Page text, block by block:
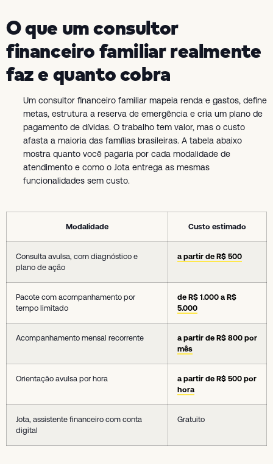
O que um consultor
financeiro familiar realmente
faz e quanto cobra
Um consultor financeiro familiar mapeia renda e gastos, define
metas, estrutura a reserva de emergência e cria um plano de
pagamento de dívidas. O trabalho tem valor, mas o custo
afasta a maioria das famílias brasileiras. A tabela abaixo
mostra quanto você pagaria por cada modalidade de
atendimento e como o Jota entrega as mesmas
funcionalidades sem custo.
Modalidade Custo estimado
Consulta avulsa, com diagnóstico e
plano de ação
a partir de R$ 500
Pacote com acompanhamento por
tempo limitado
de R$ 1.000 a R$
5.000
Acompanhamento mensal recorrente
a partir de R$ 800 por
mês
Orientação avulsa por hora
a partir de R$ 500 por
hora
Jota, assistente financeiro com conta
digital
Gratuito